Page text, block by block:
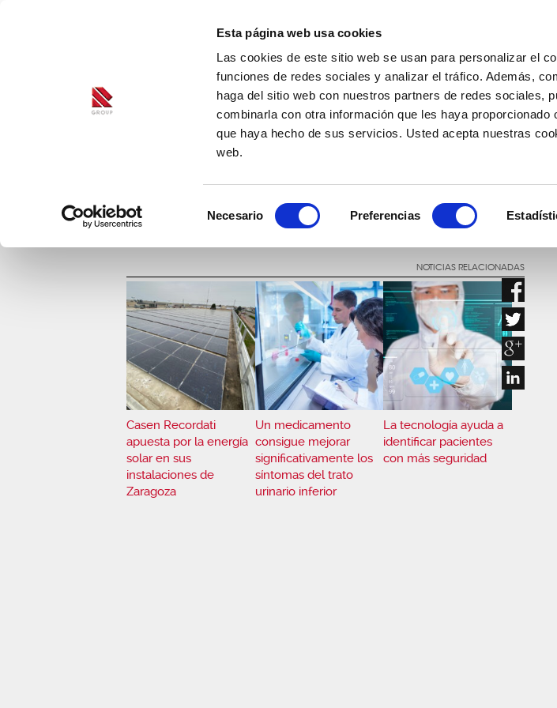
Esta página web usa cookies
Las cookies de este sitio web se usan para personalizar el
funciones de redes sociales y analizar el tráfico. Además,
haga del sitio web con nuestros partners de redes sociales,
combinarla con otra información que les haya proporcionado
que haya hecho de sus servicios. Usted acepta nuestras
web.
de
Necesario Preferencias
COMPAÑÍA PRODUCTOS
INVESTIGACIÓN PARA
NOTICIAS RELACIONADAS
Casen Recordati
apuesta por la energía
solar en sus
instalaciones de
Zaragoza
Un medicamento
consigue mejorar
significativamente los
síntomas del trato
urinario inferior
La tecnología ayuda a
identificar pacientes
con más seguridad